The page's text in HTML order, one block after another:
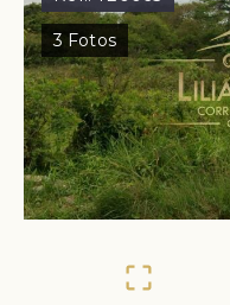
3 Fotos